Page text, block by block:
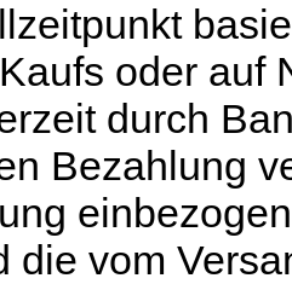
oder
durch
Bezahlung
die vom